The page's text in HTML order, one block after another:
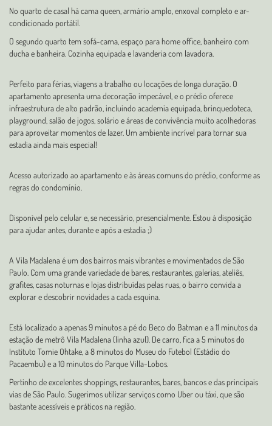
No quarto de casal há cama queen, armário amplo, enxoval completo e ar-
condicionado portátil.
O segundo quarto tem sofá-cama, espaço para home office, banheiro com
ducha e banheira. Cozinha equipada e lavanderia com lavadora.
Perfeito para férias, viagens a trabalho ou locações de longa duração. O
apartamento apresenta uma decoração impecável, e o prédio oferece
infraestrutura de alto padrão, incluindo academia equipada, brinquedoteca,
playground, salão de jogos, solário e áreas de convivência muito acolhedoras
para aproveitar momentos de lazer. Um ambiente incrível para tornar sua
estadia ainda mais especial!
Acesso autorizado ao apartamento e às áreas comuns do prédio, conforme as
regras do condomínio.
Disponível pelo celular e, se necessário, presencialmente. Estou à disposição
para ajudar antes, durante e após a estadia ;)
A Vila Madalena é um dos bairros mais vibrantes e movimentados de São
Paulo. Com uma grande variedade de bares, restaurantes, galerias, ateliês,
grafites, casas noturnas e lojas distribuídas pelas ruas, o bairro convida a
explorar e descobrir novidades a cada esquina.
Está localizado a apenas 9 minutos a pé do Beco do Batman e a 11 minutos da
estação de metrô Vila Madalena (linha azul). De carro, fica a 5 minutos do
Instituto Tomie Ohtake, a 8 minutos do Museu do Futebol (Estádio do
Pacaembu) e a 10 minutos do Parque Villa-Lobos.
Pertinho de excelentes shoppings, restaurantes, bares, bancos e das principais
vias de São Paulo. Sugerimos utilizar serviços como Uber ou táxi, que são
bastante acessíveis e práticos na região.